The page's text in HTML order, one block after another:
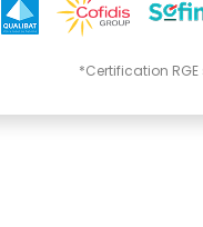
*Certification